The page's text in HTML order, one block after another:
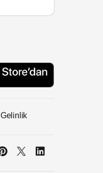
Gelinlik